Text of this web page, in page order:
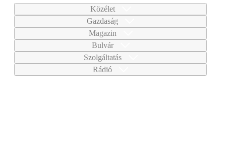
Közélet
Gazdaság
Magazin
Bulvár
Szolgáltatás
Rádió